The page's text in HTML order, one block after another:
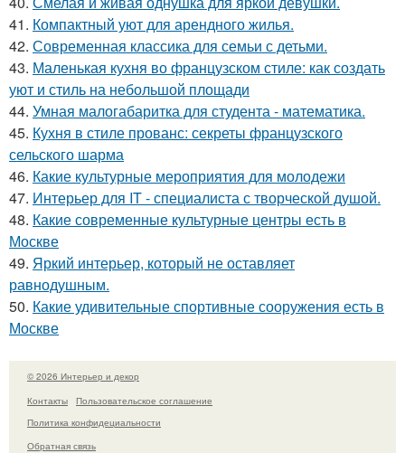
41. Компактный уют для арендного жилья.
42. Современная классика для семьи с детьми.
43. Маленькая кухня во французском стиле: как создать
уют и стиль на небольшой площади
44. Умная малогабаритка для студента - математика.
45. Кухня в стиле прованс: секреты французского
сельского шарма
46. Какие культурные мероприятия для молодежи
47. Интерьер для IT - специалиста с творческой душой.
48. Какие современные культурные центры есть в
Москве
49. Яркий интерьер, который не оставляет
равнодушным.
50. Какие удивительные спортивные сооружения есть в
Москве
© 2026 Интерьер и декор
Контакты
Пользовательское соглашение
Политика конфидециальности
Обратная связь